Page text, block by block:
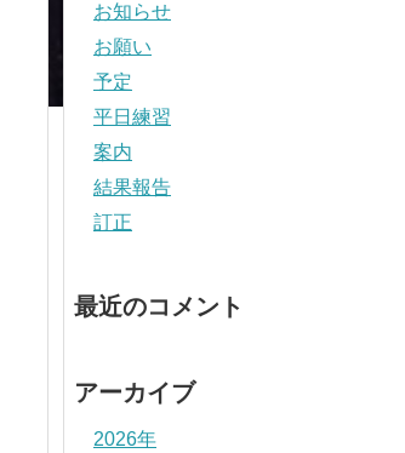
お知らせ
お願い
予定
平日練習
案内
結果報告
訂正
最近のコメント
アーカイブ
2026年